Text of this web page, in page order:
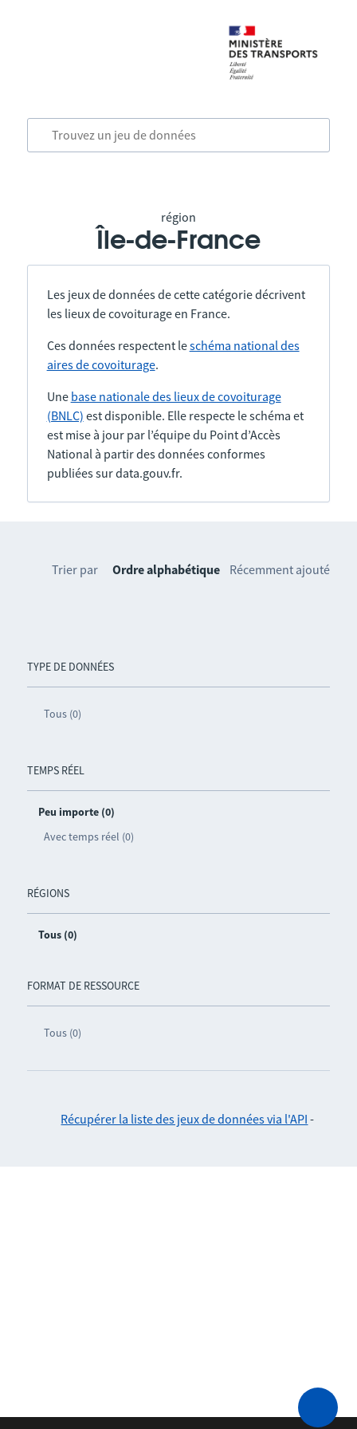
région
Île-de-France
Les jeux de données de cette catégorie décrivent
les lieux de covoiturage en France.
Ces données respectent leschéma national des
aires de covoiturage.
Une base nationale des lieux de covoiturage
(BNLC) est disponible. Elle respecte le schéma et
est mise à jour par l’équipe du Point d’Accès
National à partir des données conformes
publiées sur data.gouv.fr.
TYPE DE DONNÉES
Tous (0)
TEMPS RÉEL
Peu importe (0)
Avec temps réel (0)
RÉGIONS
Tous (0)
FORMAT DE RESSOURCE
Tous (0)
Trier par Ordre alphabétique Récemment ajouté
Récupérer la liste des jeux de données via l'API -